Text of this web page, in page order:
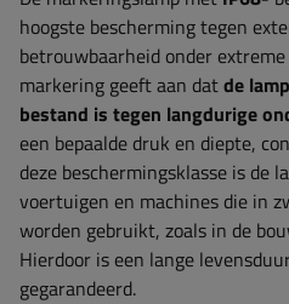
hoogste bescherming tegen
betrouwbaarheid onder
markering geeft aan datde
bestand is tegen langdurige
een bepaalde druk en diepte,
deze beschermingsklasse is de
voertuigen en machines die in
worden gebruikt, zoals in de
Hierdoor is een lange
gegarandeerd.